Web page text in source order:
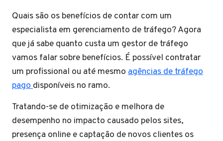
Quais são os benefícios de contar com um
especialista em gerenciamento de tráfego? Agora
que já sabe quanto custa um gestor de tráfego
vamos falar sobre benefícios. É possível contratar
um profissional ou até mesmo agências de tráfego
pagodisponíveis no ramo.
Tratando-se de otimização e melhora de
desempenho no impacto causado pelos sites,
presença online e captação de novos clientes os